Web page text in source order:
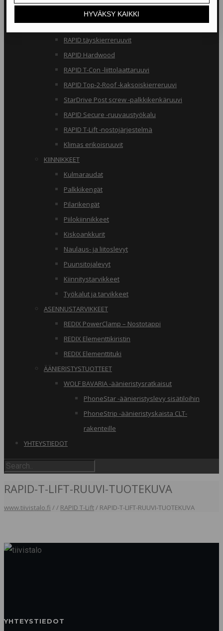
StarDrive GPR osakierreruuvit
Klimas täyskierreruuvit
RAPID täyskierreruuvit
RAPID Hardwood
RAPID T-Con -liittolaattaruuvi
RAPID Top-2-Roof -kaksoiskierreruuvi
StarDrive Post screw -palkkikenkäruuvi
RAPID Secure -ruuvaustyökalu
RAPID T-Lift -nostojärjestelmä
Klimas erikoisruuvit
KIINNIKKEET
Kulmaraudat
Palkkikengät
Pilarikengät
Piilokiinnikkeet
Kiskoankkurit
Naulaus- ja liitoslevyt
Puunsitojalevyt
Kiinnitystarvikkeet
Työkalut ja tarvikkeet
ASENNUSTARVIKKEET
REDIX PowerClamp – Nostotappi
REDIX Elementtikiristin
REDIX Elementtituki
ÄÄNIERISTYSTUOTTEET
WOLF BAVARIA -äänieristysratkaisut
PhoneStar -äänieristyslevy sisätiloihin
PhoneStrip -äänieristyskaista CLT-
rakenteille
YHTEYSTIEDOT
RAPID-T-LIFT-RUUVI-TUOTEKUVA
www.tiivistalo.fi // RAPID T-Lift/ RAPID-T-LIFT-RUUVI-TUOTEKUVA
YHTEYSTIEDOT